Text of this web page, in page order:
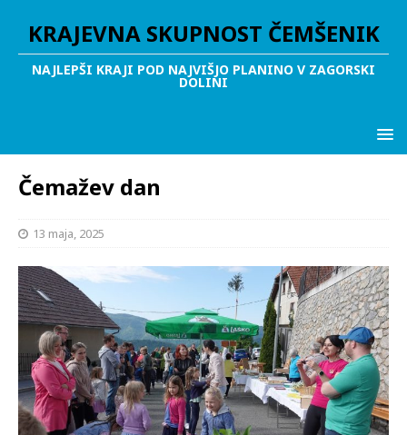
KRAJEVNA SKUPNOST ČEMŠENIK
NAJLEPŠI KRAJI POD NAJVIŠJO PLANINO V ZAGORSKI
DOLINI
Čemažev dan
13 maja, 2025